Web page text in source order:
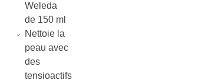
Weleda
de 150 ml
Nettoie la
peau avec
des
tensioactifs